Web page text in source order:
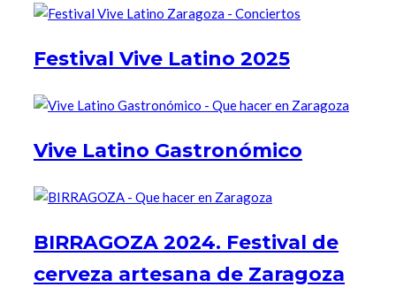
Festival Vive Latino 2025
Vive Latino Gastronómico
BIRRAGOZA 2024. Festival de
cerveza artesana de Zaragoza